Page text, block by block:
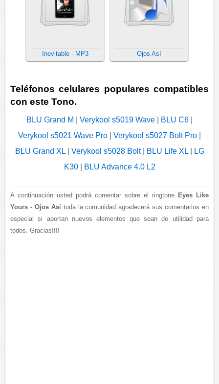
Inevitable - MP3 Ojos Así
Teléfonos celulares populares compatibles
con este Tono.
BLU Grand M Verykool s5019 Wave BLU C6
Verykool s5021 Wave Pro
Verykool s5027 Bolt Pro
BLU Grand XL| Verykool s5028 Bolt| BLU Life XL|
LG
K30| BLU Advance 4.0 L2
A continuación usted podrá comentar sobre el ringtone Eyes Like
Yours - Ojos Asi toda la comunidad agradecerá sus comentarios en
especial si aportan nuevos elementos que sean de utilidad para
todos. Gracias!!!!